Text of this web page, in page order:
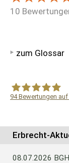
10
zum Glossar
94Bewertungen auf
Erbrecht-
08.07.2026